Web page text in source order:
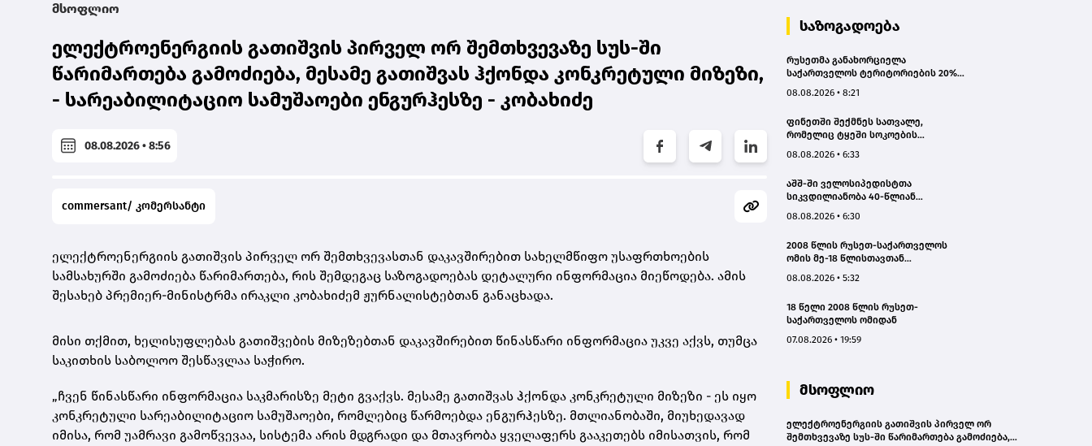
მსოფლიო
ელექტროენერგიის გათიშვის პირველ ორ შემთხვევაზე სუს-ში
წარიმართება გამოძიება, მესამე გათიშვას ჰქონდა კონკრეტული მიზეზი,
- სარეაბილიტაციო სამუშაოები ენგურჰესზე - კობახიძე
08.08.2026 • 8:56
commersant/ კომერსანტი
ელექტროენერგიის გათიშვის პირველ ორ შემთხვევასთან დაკავშირებით სახელმწიფო უსაფრთხოების
სამსახურში გამოძიება წარიმართება, რის შემდეგაც საზოგადოებას დეტალური ინფორმაცია მიეწოდება. ამის
შესახებ პრემიერ-მინისტრმა ირაკლი კობახიძემ ჟურნალისტებთან განაცხადა.
მისი თქმით, ხელისუფლებას გათიშვების მიზეზებთან დაკავშირებით წინასწარი ინფორმაცია უკვე აქვს, თუმცა
საკითხის საბოლოო შესწავლაა საჭირო.
„ჩვენ წინასწარი ინფორმაცია საკმარისზე მეტი გვაქვს. მესამე გათიშვას ჰქონდა კონკრეტული მიზეზი - ეს იყო
კონკრეტული სარეაბილიტაციო სამუშაოები, რომლებიც წარმოებდა ენგურჰესზე. მთლიანობაში, მიუხედავად
იმისა, რომ უამრავი გამოწვევაა, სისტემა არის მდგრადი და მთავრობა ყველაფერს გააკეთებს იმისათვის, რომ
სახალხო დამცველი
საზოგადოება
რუსეთმა განახორციელა
საქართველოს ტერიტორიების 20%-
რეჟიმის და „ნაცმოძრაობის“
გადაფარავს ამ დანაშაულს, ეს იყო
დანაშაული ჩვენი სახელმწიფოს
წინაშე - კობახიძე
08.08.2026 • 8:21
ფინეთში შექმნეს სათვალე,
რომელიც ტყეში სოკოების
08.08.2026 • 6:33
აშშ-ში ველოსიპედისტთა
სიკვდილიანობა 40-წლიან
08.08.2026 • 6:30
2008 წლის რუსეთ-საქართველოს
ომის მე-18 წლისთავთან
შენობებზე სახელმწიფო დროშები
08.08.2026 • 5:32
18 წელი 2008 წლის რუსეთ-
საქართველოს ომიდან
07.08.2026 • 19:59
მსოფლიო
ელექტროენერგიის გათიშვის პირველ ორ
შემთხვევაზე სუს-ში წარიმართება გამოძიება,